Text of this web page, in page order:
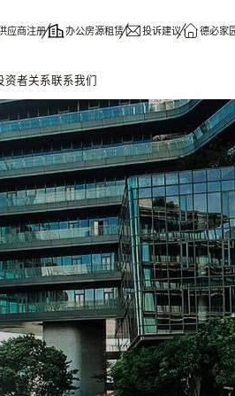
应商注册 办公房源租赁 投诉建议 德必家
资者关系联系我们